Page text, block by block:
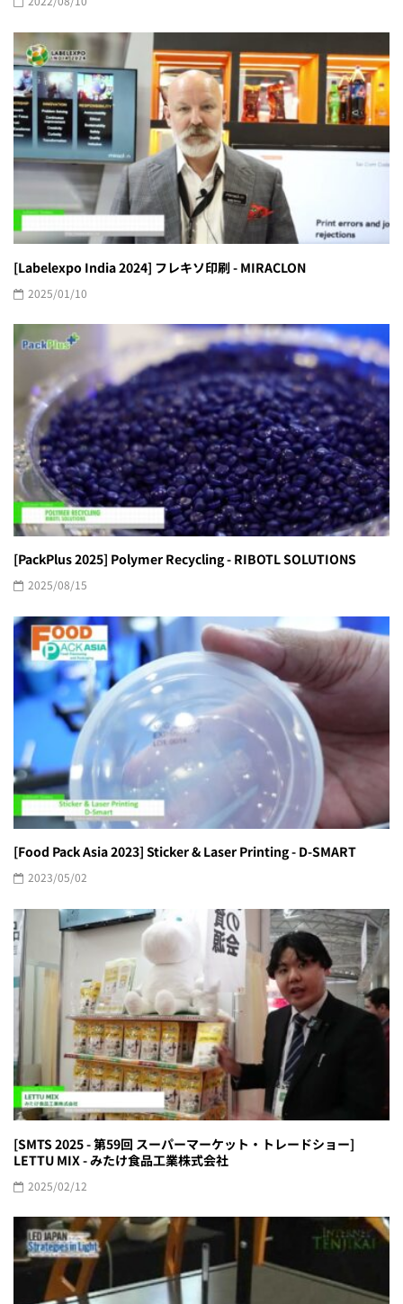
[Labelexpo India 2024] フレキソ印刷 - MIRACLON
2025/01/10
[PackPlus 2025] Polymer Recycling - RIBOTL SOLUTIONS
2025/08/15
[Food Pack Asia 2023] Sticker & Laser Printing - D-SMART
2023/05/02
[SMTS 2025 - 第59回 スーパーマーケット・トレードショー]
LETTU MIX - みたけ食品工業株式会社
2025/02/12